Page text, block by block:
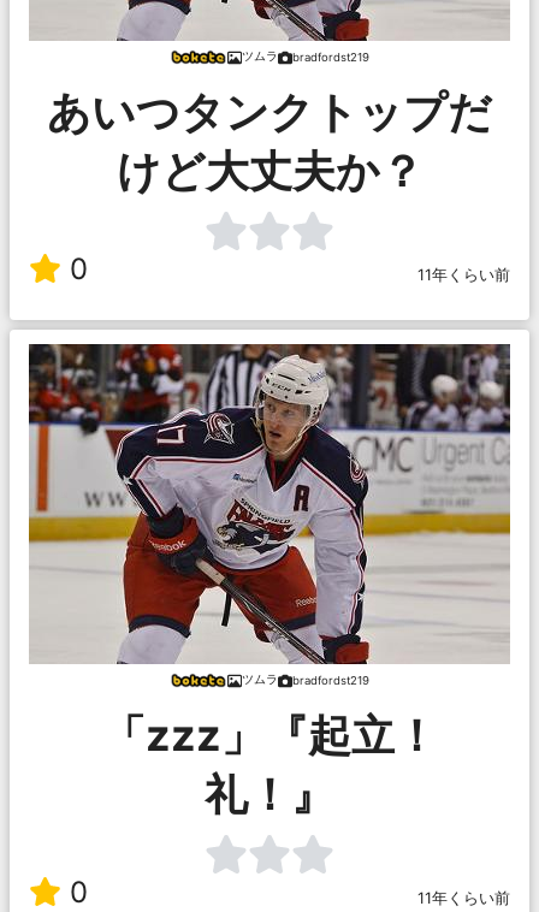
ツムラ bradfordst219
あいつタンクトップだ
けど大丈夫か？
0 11年くらい前
ツムラ bradfordst219
「zzz」『起立！
礼！』
0 11年くらい前